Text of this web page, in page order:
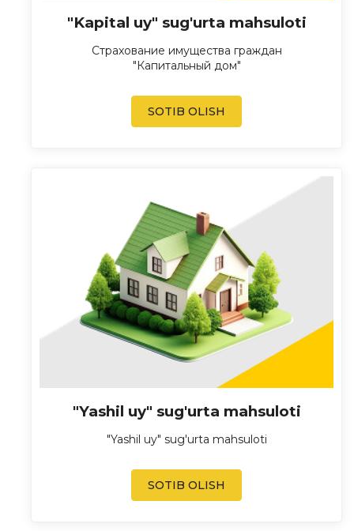
"Kapital uy" sug'urta mahsuloti
Страхование имущества граждан
"Капитальный дом"
SOTIB OLISH
"Yashil uy" sug'urta mahsuloti
"Yashil uy" sug'urta mahsuloti
SOTIB OLISH